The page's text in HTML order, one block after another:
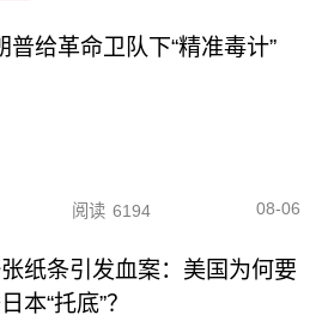
给革命卫队下“精准毒计”
阅读 6194 08-06
纸条引发血案：美国为何要
本“托底”？